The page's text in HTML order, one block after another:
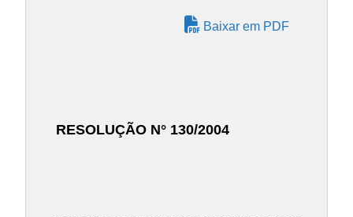
Baixar em PDF
RESOLUÇÃO N° 130/2004